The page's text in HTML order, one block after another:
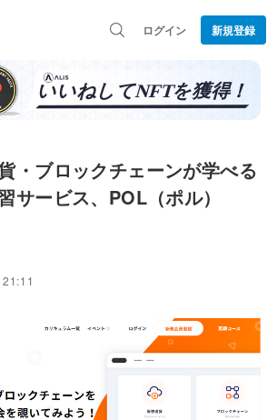
ログイン 新規登録
・ブロックチェーンが学べる
サービス、POL（ポル）